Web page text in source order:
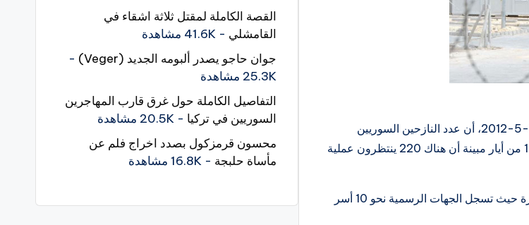
أعلنت المفوضية العليا لشؤون اللاجئين التابعة للأمم المتحدة اليوم الاثنين 21-5-2012، أن عدد النازحين السوريين
المسجلين الذين دخلوا إلى إقليم كردستان العراق بلغ 3284 شخصاً , لغاية 13 من أيار مبينة أن هناك 220 ينتظرون عملية
وأضافت المفوضية أن دخول السوريين إلى إقليم كردستان في زيادة مستمرة حيث تسجل الجهات الرسمية نحو 10 أسر
القصة الكاملة لمقتل ثلاثة اشقاء في
القامشلي - 41.6K مشاهدة
جوان حاجو يصدر ألبومه الجديد (Veger)
-
25.3K مشاهدة
التفاصيل الكاملة حول غرق قارب المهاجرين
السوريين في تركيا - 20.5K مشاهدة
محسون قرمزكول بصدد اخراج فلم عن
مأساة حلبجة - 16.8K مشاهدة